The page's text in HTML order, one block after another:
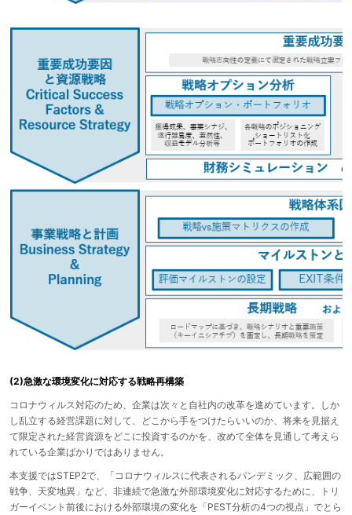
(2)急激な環境変化に対応する戦略再構築
コロナウィルス対応のため、企業は次々と自社内の改革を進めています。しか
し乱立する経営課題に対して、どこから手をつけたらいいのか、将来を見据え
て限定された経営資源をどこに投資するのかを、改めて全体を見通して考えら
れている企業ばかりではありません。
本支援ではSTEP2で、「コロナウィルスに代表されるパンデミック、広範囲の
戦争、天変地異」など、非連続で急激な外部環境変化に対応するために、トリ
ガーイベント前後における外部環境の変化を「PEST分析の4つの視点」でとら